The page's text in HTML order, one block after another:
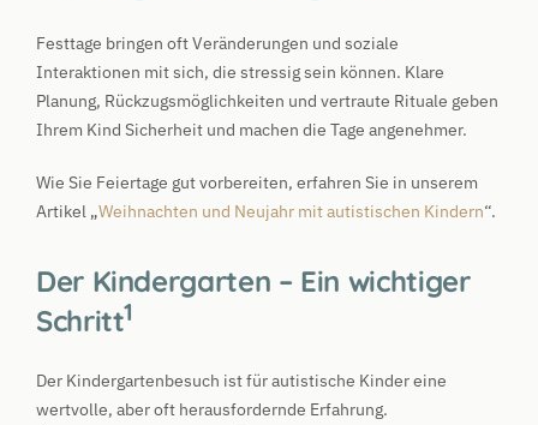
Festtage bringen oft Veränderungen und soziale
Interaktionen mit sich, die stressig sein können. Klare
Planung, Rückzugsmöglichkeiten und vertraute Rituale geben
Ihrem Kind Sicherheit und machen die Tage angenehmer.
Wie Sie Feiertage gut vorbereiten, erfahren Sie in unserem
Artikel „Weihnachten und Neujahr mit autistischen Kindern“.
Der Kindergarten – Ein wichtiger
Schritt1
Der Kindergartenbesuch ist für autistische Kinder eine
wertvolle, aber oft herausfordernde Erfahrung.